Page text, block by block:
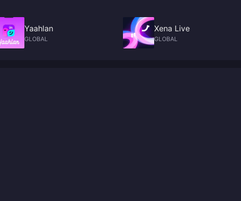
Yaahlan
GLOBAL
Xena Live
GLOBAL